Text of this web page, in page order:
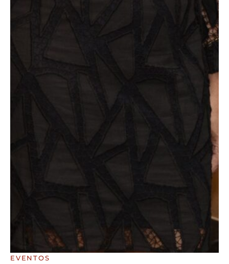
EVENTOS